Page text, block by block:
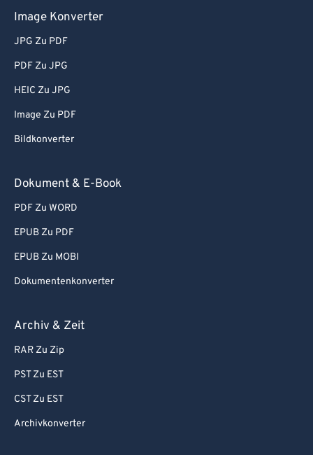
Image Konverter
JPG Zu PDF
PDF Zu JPG
HEIC Zu JPG
Image Zu PDF
Bildkonverter
Dokument & E-Book
PDF Zu WORD
EPUB Zu PDF
EPUB Zu MOBI
Dokumentenkonverter
Archiv & Zeit
RAR Zu Zip
PST Zu EST
CST Zu EST
Archivkonverter